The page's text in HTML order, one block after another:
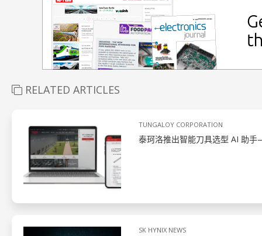
RELATED ARTICLES
TUNGALOY CORPORATION
泰珂洛推出智能刀具选型 AI 助
SK HYNIX NEWS